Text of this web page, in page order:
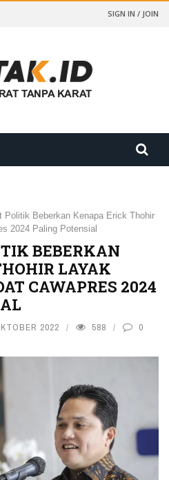
SIGN IN / JOIN
Politik Beberkan Kenapa Erick Thohir
2024 Paling Potensial
BEBERKAN
LAYAK
CAWAPRES 2024
2022 588 0